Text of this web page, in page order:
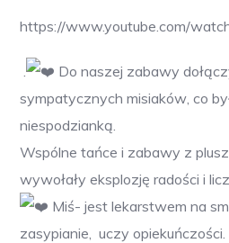
https://www.youtube.com/
.
Do naszej zabawy
sympatycznych misiaków , co
niespodzianką.
Wspólne tańce i zabawy z
wywołały eksplozję radości i
Miś- jest lekarstwem na
zasypianie, uczy